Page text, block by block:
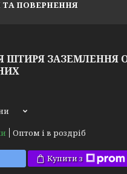
ТА ПОВЕРНЕННЯ
ШТИРЯ ЗАЗЕМЛЕННЯ
Оптом і в роздріб
Купити з